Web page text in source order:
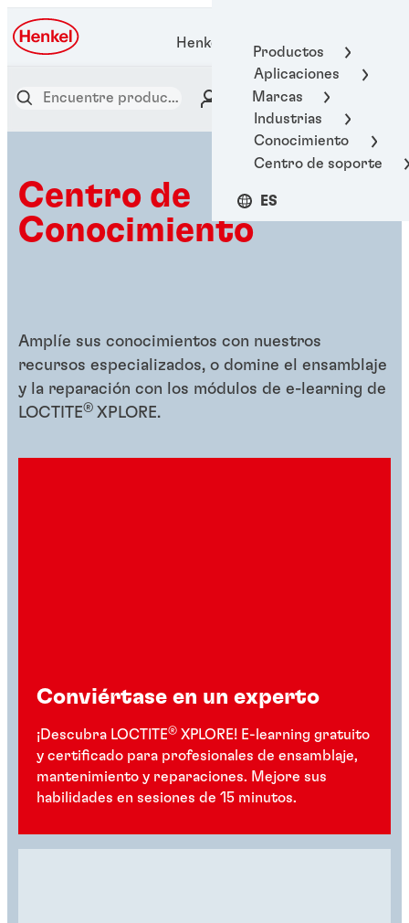
Productos
Aplicaciones
Marcas
Industrias
Conocimiento
Centro de soporte
ES
Henkel Adhesive Technologies
Centro de
Conocimiento
Amplíe sus conocimientos con nuestros
recursos especializados, o domine el ensamblaje
y la reparación con los módulos de e-learning de
LOCTITE® XPLORE.
Conviértase en un experto
¡Descubra LOCTITE® XPLORE! E-learning gratuito
y certificado para profesionales de ensamblaje,
mantenimiento y reparaciones. Mejore sus
habilidades en sesiones de 15 minutos.